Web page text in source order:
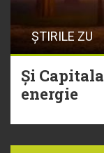
ȘTIRILE ZU
Și
energie